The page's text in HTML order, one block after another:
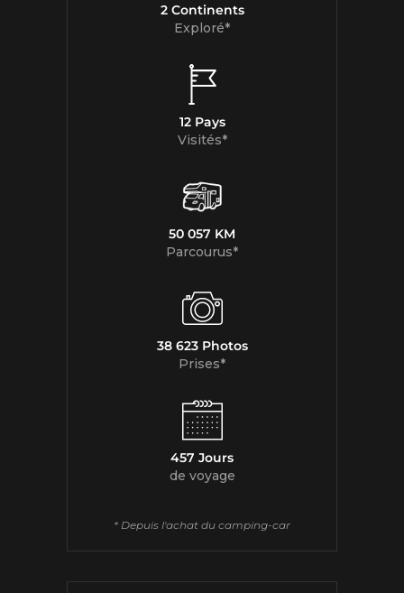
2 Continents
Exploré*
12 Pays
Visités*
50 057 KM
Parcourus*
38 623 Photos
Prises*
457 Jours
de voyage
* Depuis l'achat du camping-car